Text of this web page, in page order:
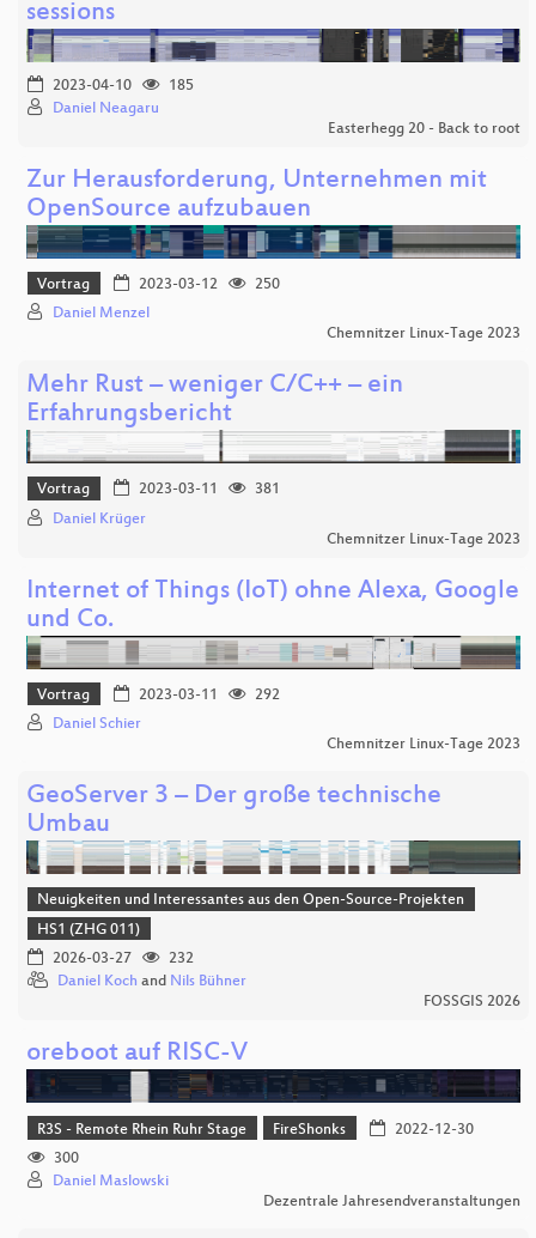
sessions
2023-04-10
185
Daniel Neagaru
Easterhegg 20 - Back to root
Zur Herausforderung, Unternehmen mit
OpenSource aufzubauen
Vortrag 2023-03-12
250
Daniel Menzel
Chemnitzer Linux-Tage 2023
Mehr Rust – weniger C/C++ – ein
Erfahrungsbericht
Vortrag 2023-03-11
381
Daniel Krüger
Chemnitzer Linux-Tage 2023
Internet of Things (IoT) ohne Alexa, Google
und Co.
Vortrag 2023-03-11
292
Daniel Schier
Chemnitzer Linux-Tage 2023
GeoServer 3 – Der große technische
Umbau
Neuigkeiten und Interessantes aus den Open-Source-Projekten
HS1 (ZHG 011)
2026-03-27
232
Daniel Koch and Nils Bühner
FOSSGIS 2026
oreboot auf RISC-V
R3S - Remote Rhein Ruhr Stage FireShonks
2022-12-30
300
Daniel Maslowski
Dezentrale Jahresendveranstaltungen